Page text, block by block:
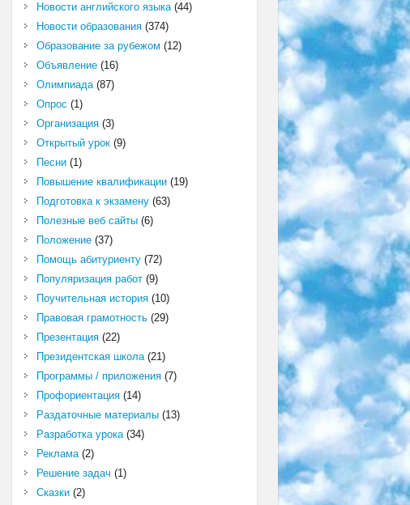
Новости английского языка(44)
Новости образования(374)
Образование за рубежом (12)
Объявление(16)
Олимпиада(87)
Опрос (1)
Организация(3)
Открытый урок(9)
Песни(1)
Повышение квалификации(19)
Подготовка к экзамену(63)
Полезные веб сайты(6)
Положение(37)
Помощь абитуриенту(72)
Популяризация работ(9)
Поучительная история(10)
Правовая грамотность(29)
Презентация(22)
Президентская школа(21)
Программы / приложения(7)
Профориентация(14)
Раздаточные материалы(13)
Разработка урока(34)
Реклама(2)
Решение задач (1)
Сказки(2)